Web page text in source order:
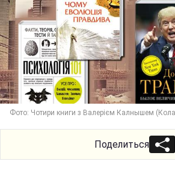
Фото: Чотири книги з Валерієм Калнышем
Поделиться